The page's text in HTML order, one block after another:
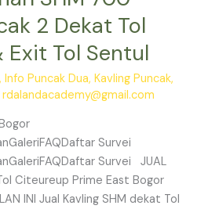
2 Dekat Tol
Tol Sentul
,Info Puncak Dua,Kavling Puncak,
rdalandacademy@gmail.com
Survei
Survei JUAL
Citeureup Prime East Bogor
INI Jual Kavling SHM dekat Tol